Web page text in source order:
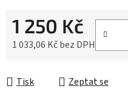
1 250 Kč
1 033,06 Kč bez DPH
Tisk Zeptat se